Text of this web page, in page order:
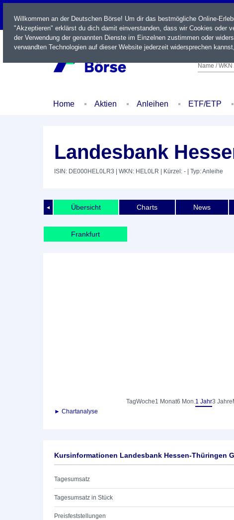
LIVE
Name / WKN
Home Aktien Anleihen ETF/ETP
Landesbank
ISIN: DE000HEL0LR3 | WKN: HEL0LR | Kürzel: - | Typ: Anleihe
◄ Übersicht Charts News
Frankfurt
TagWoche1 Monat6 Mon.1 Jahr3 Jahre
► Chartanalyse
Kursinformationen Landesbank Hessen-Thüringen
Tagesumsatz
Tagesumsatz in Stück
Preisfeststellungen
Willkommen an der Deutschen Börse! Um dir das bestmögliche Online-
"Akzeptieren" erklärst du dich damit einverstanden, dass wir Cookies oder
der Verwendung der genannten Dienste im Einzelnen zustimmen oder
verwandten Technologien auf dieser Website jederzeit widersprechen